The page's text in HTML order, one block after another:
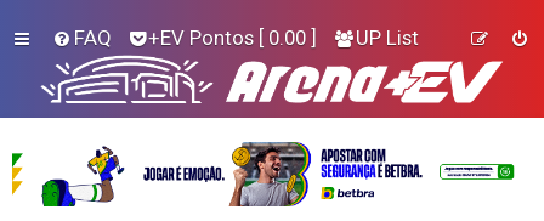
FAQ +EV Pontos [ 0.00 ] UP List